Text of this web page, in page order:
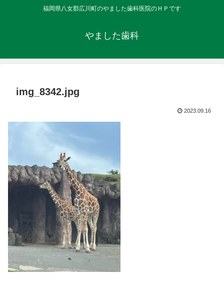
福岡県八女郡広川町のやました歯科医院のＨＰです
やました歯科
img_8342.jpg
2023.09.16